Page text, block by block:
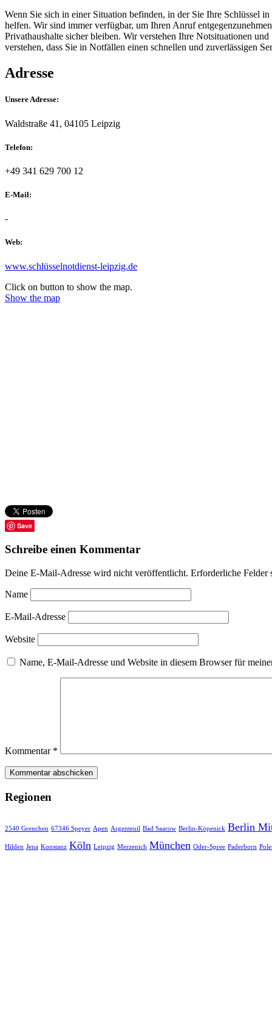
Wenn Sie sich in einer Situation befinden, in der Sie Ihre Schlüssel
helfen. Wir sind immer verfügbar, um Ihren Anruf
Privathaushalte sicher bleiben. Wir verstehen Ihre Notsituationen
verstehen, dass Sie in Notfällen einen schnellen und zuverlässigen
Adresse
Unsere Adresse:
Waldstraße 41, 04105 Leipzig
Telefon:
+49 341 629 700 12
E-Mail:
-
Web:
www.schlüsselnotdienst-leipzig.de
Click on button to show the map.
Show the map
Save
Schreibe einen Kommentar
Deine E-Mail-Adresse wird nicht veröffentlicht. Erforderliche Felder
Name
E-Mail-Adresse
Website
Name, E-Mail-Adresse und Website in diesem Browser für
Kommentar *
Regionen
2540 Grenchen 67346 Speyer Apen Argenteuil Bad Saarow Berlin-Köpenick Berlin
Hilden Jena Konstanz Köln Leipzig Merzenich München Oder-Spree Paderborn